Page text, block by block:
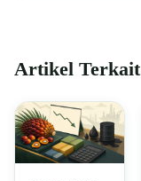
Artikel Terkait